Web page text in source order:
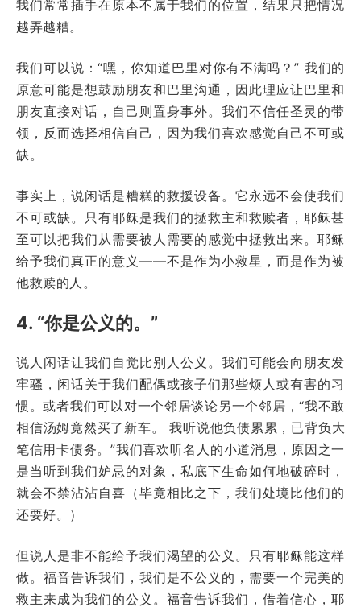
我们常常插手在原本不属于我们的位置，结果只把情况
越弄越糟。
我们可以说：“嘿，你知道巴里对你有不满吗？” 我们的
原意可能是想鼓励朋友和巴里沟通，因此理应让巴里和
朋友直接对话，自己则置身事外。我们不信任圣灵的带
领，反而选择相信自己，因为我们喜欢感觉自己不可或
缺。
事实上，说闲话是糟糕的救援设备。它永远不会使我们
不可或缺。只有耶稣是我们的拯救主和救赎者，耶稣甚
至可以把我们从需要被人需要的感觉中拯救出来。耶稣
给予我们真正的意义——不是作为小救星，而是作为被
他救赎的人。
4. “你是公义的。”
说人闲话让我们自觉比别人公义。我们可能会向朋友发
牢骚，闲话关于我们配偶或孩子们那些烦人或有害的习
惯。或者我们可以对一个邻居谈论另一个邻居，“我不敢
相信汤姆竟然买了新车。 我听说他负债累累，已背负大
笔信用卡债务。”我们喜欢听名人的小道消息，原因之一
是当听到我们妒忌的对象，私底下生命如何地破碎时，
就会不禁沾沾自喜（毕竟相比之下，我们处境比他们的
还要好。）
但说人是非不能给予我们渴望的公义。只有耶稣能这样
做。福音告诉我们，我们是不公义的，需要一个完美的
救主来成为我们的公义。福音告诉我们，借着信心，耶